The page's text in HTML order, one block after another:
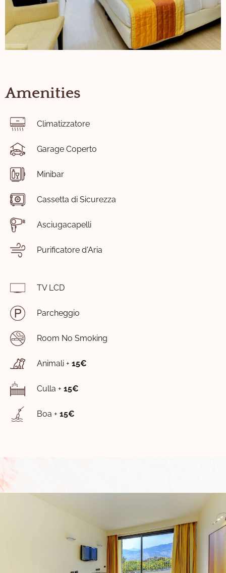
Amenities
Climatizzatore
Garage Coperto
Minibar
Cassetta di Sicurezza
Asciugacapelli
Purificatore d'Aria
TV LCD
Parcheggio
Room No Smoking
Animali + 15€
Culla + 15€
Boa + 15€